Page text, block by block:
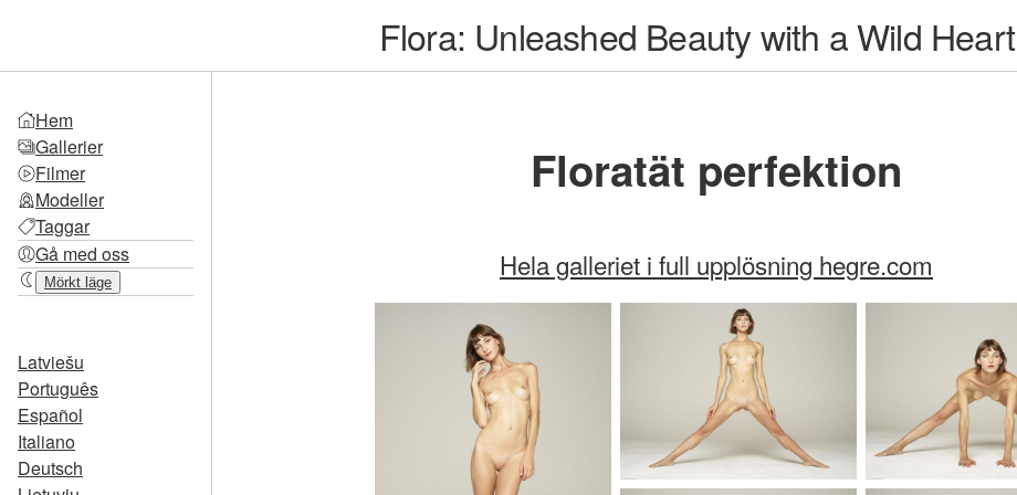
Flora: Unleashed Beauty with a Wild Heart
Hem
Gallerier
Filmer
Modeller
Taggar
Gå med oss
Mörkt läge
Latviešu
Português
Español
Italiano
Deutsch
Floratät perfektion
Hela galleriet i full upplösning hegre.com